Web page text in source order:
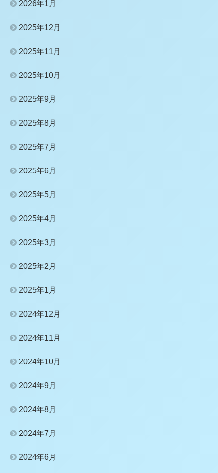
2026年1月
2025年12月
2025年11月
2025年10月
2025年9月
2025年8月
2025年7月
2025年6月
2025年5月
2025年4月
2025年3月
2025年2月
2025年1月
2024年12月
2024年11月
2024年10月
2024年9月
2024年8月
2024年7月
2024年6月